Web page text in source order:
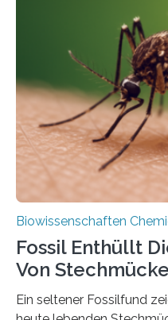
Grünalgen, die vor
lebten. Unter den
die noch heute in der
Süßwasseralge
dieser Gruppe bilden aus
mit scheibenförmiger
nächsten…
Biowissenschaften
Fossil Enthüllt
Von
Ein seltener Fossilfund